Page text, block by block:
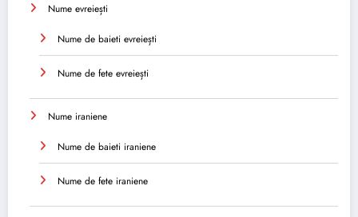
Nume evreiești
Nume de baieti evreiești
Nume de fete evreiești
Nume iraniene
Nume de baieti iraniene
Nume de fete iraniene